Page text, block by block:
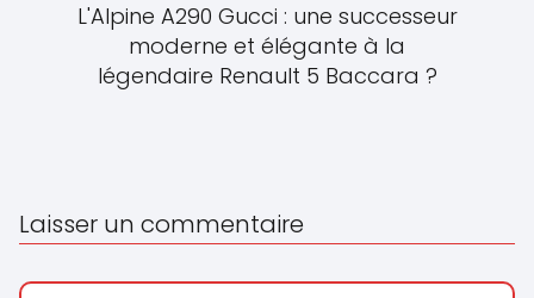
L'Alpine A290 Gucci : une successeur
moderne et élégante à la
légendaire Renault 5 Baccara ?
Laisser un commentaire